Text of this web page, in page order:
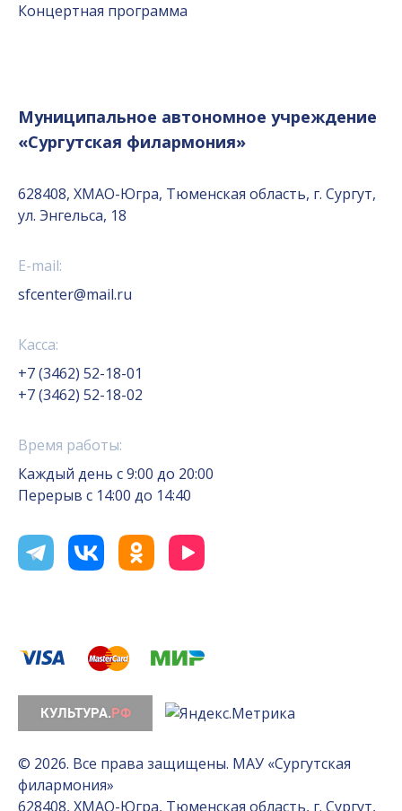
Концертная программа
Муниципальное автономное учреждение
«Сургутская филармония»
628408, ХМАО-Югра, Тюменская область, г. Сургут,
ул. Энгельса, 18
E-mail:
sfcenter@mail.ru
Касса:
+7 (3462) 52-18-01
+7 (3462) 52-18-02
Время работы:
Каждый день с 9:00 до 20:00
Перерыв с 14:00 до 14:40
© 2026. Все права защищены. МАУ «Сургутская
филармония»
628408, ХМАО-Югра, Тюменская область, г. Сургут,